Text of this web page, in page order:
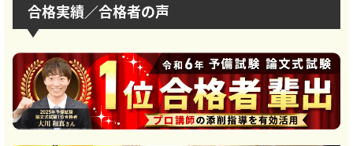
合格実績／合格者の声